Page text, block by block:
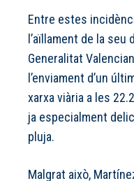
Entre estes
l’aïllament de la
Generalitat
l’enviament d’un
xarxa viària a les
ja especialment
pluja.
Malgrat això,